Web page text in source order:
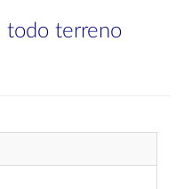
todo terreno